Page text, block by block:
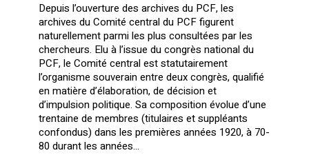
Depuis l’ouverture des archives du PCF, les
archives du Comité central du PCF figurent
naturellement parmi les plus consultées par les
chercheurs. Elu à l’issue du congrès national du
PCF, le Comité central est statutairement
l’organisme souverain entre deux congrès, qualifié
en matière d’élaboration, de décision et
d’impulsion politique. Sa composition évolue d’une
trentaine de membres (titulaires et suppléants
confondus) dans les premières années 1920, à 70-
80 durant les années…